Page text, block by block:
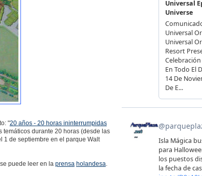
"20 años - 20 horas ininterrumpidas
temáticos durante 20 horas (desde las
1 de septiembre en el parque Walt
puede leer en la prensa holandesa.